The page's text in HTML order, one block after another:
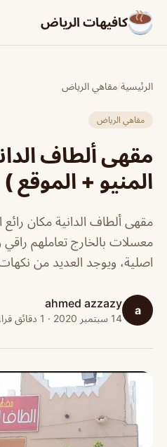
كافيهات الرياض
الرئيسية/مقاهي الرياض
مقاهي الرياض
مقهى ألطاف
المنيو + الموقع )
مقهى ألطاف الدانية مكان
معسلات بالخارج تعاملهم
اصلية، ويوجد العديد من
a
ahmed azzazy
14 سبتمبر 2020 · 1 دقائق قراءة